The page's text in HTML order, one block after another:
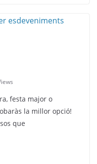
festa major o
la millor opció!
que